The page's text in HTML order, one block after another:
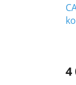
je
4